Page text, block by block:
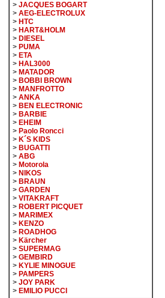
> JACQUES BOGART
> AEG-ELECTROLUX
> HTC
> HART&HOLM
> DIESEL
> PUMA
> ETA
> HAL3000
> MATADOR
> BOBBI BROWN
> MANFROTTO
> ANKA
> BEN ELECTRONIC
> BARBIE
> EHEIM
> Paolo Roncci
> K´S KIDS
> BUGATTI
> ABG
> Motorola
> NIKOS
> BRAUN
> GARDEN
> VITAKRAFT
> ROBERT PICQUET
> MARIMEX
> KENZO
> ROADHOG
> Kärcher
> SUPERMAG
> GEMBIRD
> KYLIE MINOGUE
> PAMPERS
> JOY PARK
> EMILIO PUCCI